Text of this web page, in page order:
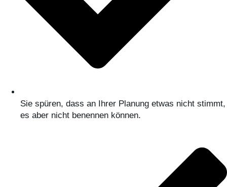
Sie spüren, dass an Ihrer Planung etwas nicht stimmt,
es aber nicht benennen können.